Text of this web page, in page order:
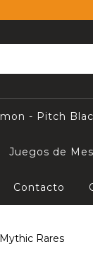
- Pitch
Juegos de
Contacto
Mythic Rares